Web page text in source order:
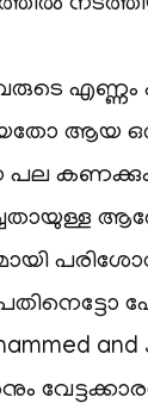
ആയ ഒരു
പല